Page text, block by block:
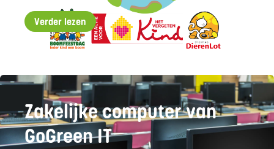
Verder lezen
Zakelijke computer van
GoGreen IT